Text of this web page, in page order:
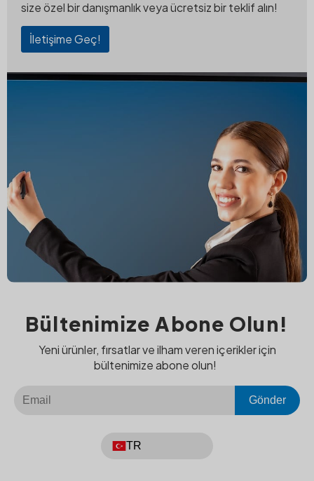
size özel bir danışmanlık veya ücretsiz bir teklif alın!
İletişime Geç!
Bültenimize Abone Olun!
Yeni ürünler, fırsatlar ve ilham veren içerikler için
bültenimize abone olun!
Gönder
TR